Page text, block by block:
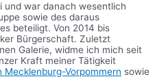
und war danach wesentlich
sowie des daraus
beteiligt. Von 2014 bis
Bürgerschaft. Zuletzt
Galerie, widme ich mich seit
Kraft meiner Tätigkeit
Mecklenburg-Vorpommern sowie